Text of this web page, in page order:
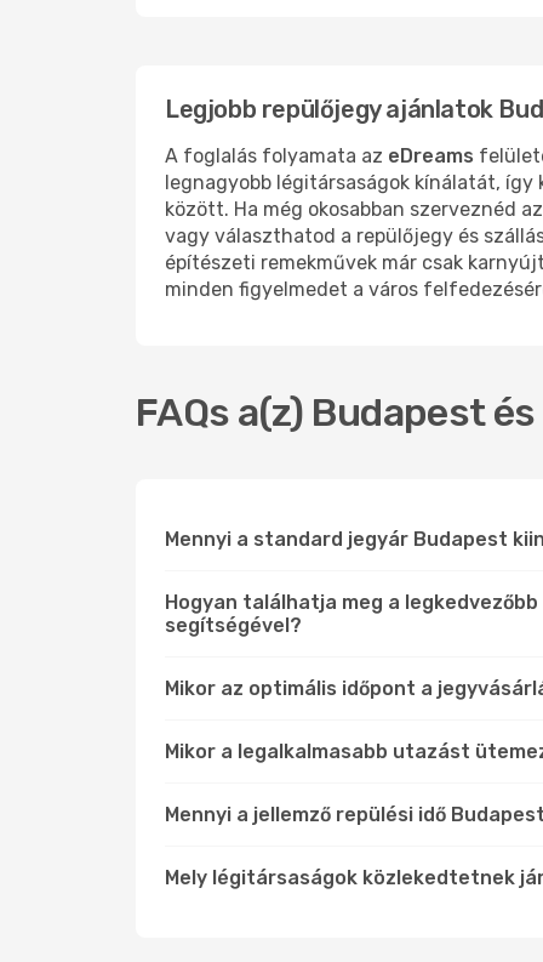
Legjobb repülőjegy ajánlatok
A foglalás folyamata az eDreams
legnagyobb légitársaságok kínálatát,
között. Ha még okosabban szerveznéd
vagy választhatod a repülőjegy és
építészeti remekművek már csak
minden figyelmedet a város
FAQs a(z) Budapest
Mennyi a standard jegyár Budapest
Hogyan találhatja meg a
segítségével?
Mikor az optimális időpont a
Mikor a legalkalmasabb utazást
Mennyi a jellemző repülési idő
Mely légitársaságok közlekedtetnek